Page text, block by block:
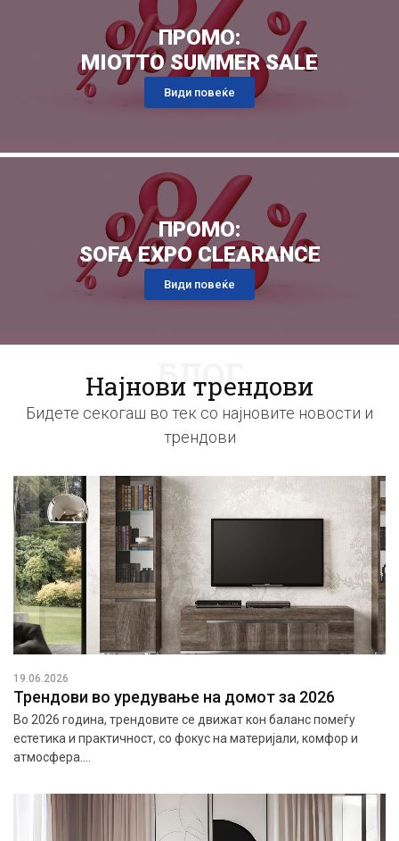
ПРОМО:
MIOTTO SUMMER SALE
Види повеќе
ПРОМО:
SOFA EXPO CLEARANCE
Види повеќе
Најнови трендови
БЛОГ
Бидете секогаш во тек со најновите новости и
трендови
19.06.2026
Трендови во уредување на домот за 2026
Во 2026 година, трендовите се движат кон баланс помеѓу
естетика и практичност, со фокус на материјали, комфор и
атмосфера....